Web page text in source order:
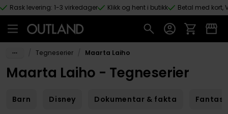
Hopp til hovedinnhold
Rask levering: 1-3 virkedager Klikk og hent i butikk Betal med kort,
Tegneserier Maarta Laiho
Maarta Laiho - Tegneserier
Barn Disney Dokumentar & fakta Fantasy